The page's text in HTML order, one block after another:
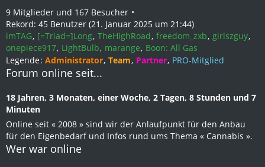
9 Mitglieder und 167 Besucher
Rekord: 45 Benutzer (21. Januar 2025 um 21:44)
imTAG [=Triad=]Long TheHighRoad freedom_zxb girlszguy
onepiece917 LightBulb marange Boon: All Gas
Legende Administrator Team Partner PRO-Mitglied
Forum online seit...
18 Jahren, 3 Monaten, einer Woche, 2 Tagen, 8 Stunden und 7
Minuten
Online seit « 2008 » sind wir der Anlaufpunkt für den Anbau
für den Eigenbedarf und Infos rund ums Thema « Cannabis ».
Wer war online